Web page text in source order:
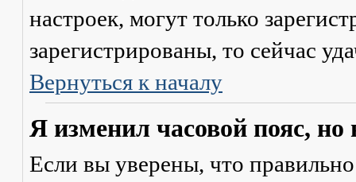
настроек, могут только
зарегистрированы, то сейчас
Вернуться к началу
Я изменил часовой пояс,
Если вы уверены, что